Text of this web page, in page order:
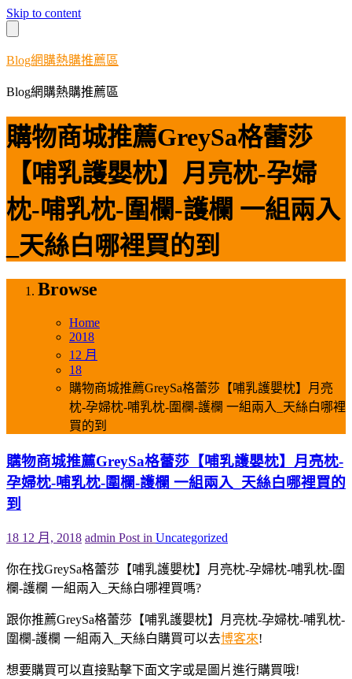
Skip to content
Blog網購熱購推薦區
Blog網購熱購推薦區
購物商城推薦GreySa格蕾莎
【哺乳護嬰枕】月亮枕-孕婦
枕-哺乳枕-圍欄-護欄 一組兩入
_天絲白哪裡買的到
Browse
Home
2018
12 月
18
購物商城推薦GreySa格蕾莎【哺乳護嬰枕】月亮
枕-孕婦枕-哺乳枕-圍欄-護欄 一組兩入_天絲白哪裡
買的到
購物商城推薦GreySa格蕾莎【哺乳護嬰枕】月亮枕-
孕婦枕-哺乳枕-圍欄-護欄 一組兩入_天絲白哪裡買的
到
18 12 月, 2018 admin Post in Uncategorized
你在找GreySa格蕾莎【哺乳護嬰枕】月亮枕-孕婦枕-哺乳枕-圍
欄-護欄 一組兩入_天絲白哪裡買嗎?
跟你推薦GreySa格蕾莎【哺乳護嬰枕】月亮枕-孕婦枕-哺乳枕-
圍欄-護欄 一組兩入_天絲白購買可以去博客來!
想要購買可以直接點擊下面文字或是圖片進行購買哦!